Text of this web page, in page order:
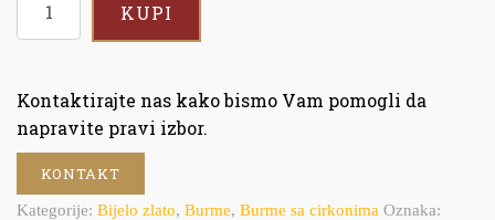
KUPI
Kontaktirajte nas kako bismo Vam pomogli da
napravite pravi izbor.
KONTAKT
Kategorije: Bijelo zlato, Burme, Burme sa cirkonima Oznaka: